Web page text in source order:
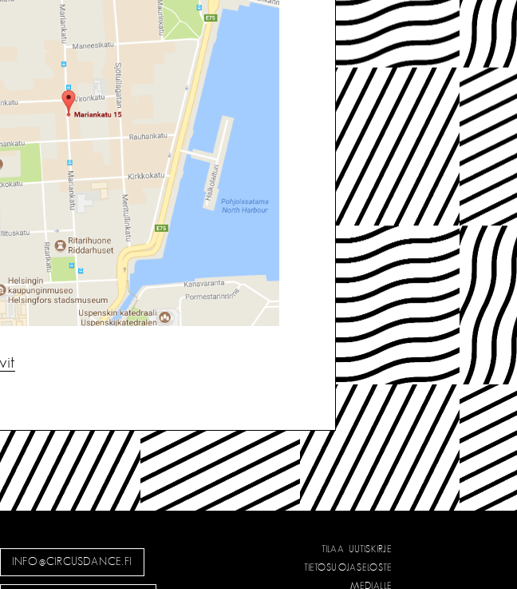
INFO@CIRCUSDANCE.FI
TILAA UUTISKIRJE
TIETOSUOJASELOSTE
MEDIALLE